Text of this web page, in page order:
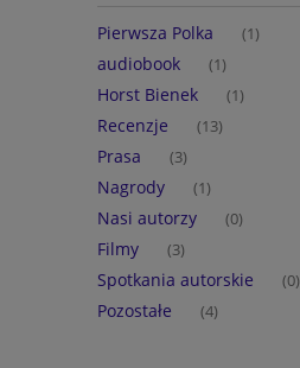
Pierwsza Polka (1)
audiobook (1)
Horst Bienek (1)
Recenzje (13)
Prasa (3)
Nagrody (1)
Nasi autorzy (0)
Filmy (3)
Spotkania autorskie (0)
Pozostałe (4)